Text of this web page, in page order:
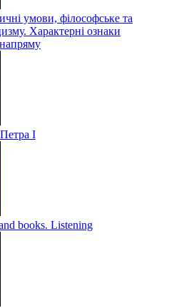
умови, філософське та
Характерні ознаки
І
books. Listening